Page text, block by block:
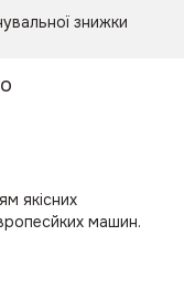
знижки
якісних
машин.